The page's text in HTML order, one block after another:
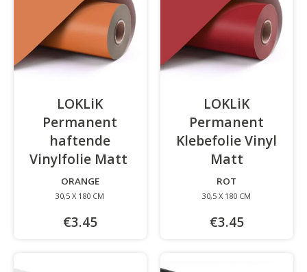
LOKLiK
Permanent
haftende
Vinylfolie Matt
ORANGE
30,5 X 180 CM
€3.45
LOKLiK
Permanent
Klebefolie Vinyl
Matt
ROT
30,5 X 180 CM
€3.45